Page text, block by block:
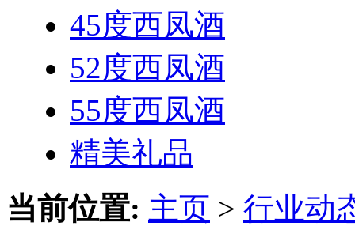
45度西凤酒
52度西凤酒
55度西凤酒
精美礼品
当前位置: 主页 > 行业动